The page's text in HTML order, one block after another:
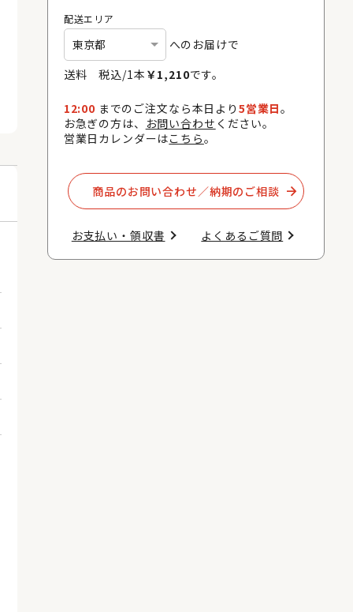
配送エリア
へのお届けで
送料 税込/1本 ￥1,210です。
12:00 までのご注文なら本日より 5営業日。
お急ぎの方は、
お問い合わせ ください。
営業日カレンダーはこちら。
商品のお問い合わせ／納期のご相談​
お支払い・領収書​ よくあるご質問​